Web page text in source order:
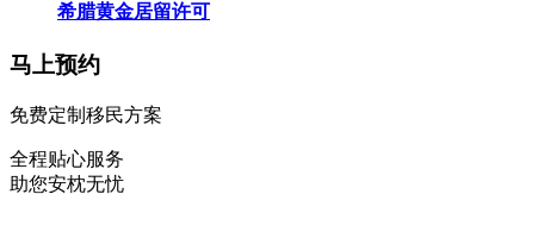
希腊黄金居留许可
马上预约
免费定制移民方案
全程贴心服务
助您安枕无忧